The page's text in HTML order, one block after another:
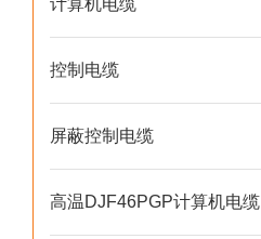
计算机电缆
控制电缆
屏蔽控制电缆
高温DJF46PGP计算机电缆